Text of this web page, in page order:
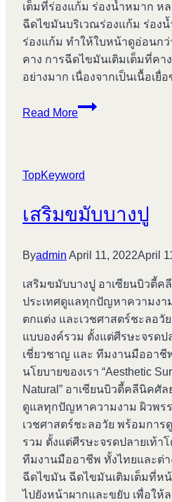
เต็มที่ร่องแก้ม ร่องน้ำหมาก ห
ฉีดไขมันบริเวณร่องแก้ม ร่อง
ร่องแก้ม ทำให้ใบหน้าดูอ่อนก
คาง การฉีดไขมันเติมเต็มที่ค
อย่างมาก เนื่องจากเป็นเนื้อเยื่
Read More
ตัด
แก้ม
TopKeyword
เสริมขมับบางปู
Byadmin April 11, 2022April
เสริมขมับบางปู อาเซียนบิวตี้
ประเทศดูแลทุกปัญหาความงา
ตกแต่ง และเวชศาสตร์ชะลอวั
แบบองค์รวม ตั้งแต่ศีรษะจรดป
เชี่ยวชาญ และ ทีมงานมืออาชี
นโยบายของเรา “Aesthetic
Natural” อาเซียนบิวตี้คลีนิคศั
ดูแลทุกปัญหาความงาม ผิวพร
เวชศาสตร์ชะลอวัย พร้อมกา
รวม ตั้งแต่ศีรษะจรดปลายเท้า
ทีมงานมืออาชีพ ทั้งไทยและต่
ฉีดไขมัน ฉีดไขมันเติมเต็มที่ห
ไปยังหน้าผากและขยับ เพื่อให้